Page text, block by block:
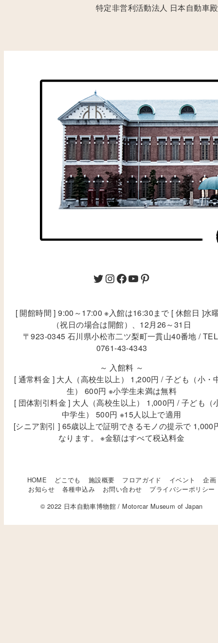
特定非営利活動法人 日本自動車
[ 開館時間 ] 9:00～17:00 ※入館は16:30まで [ 休館日 ]水
（祝日の場合は開館）、12月26～31日
〒923-0345 石川県小松市二ツ梨町一貫山40番地 /
0761-43-4343
～ 入館料 ～
[ 通常料金 ] 大人（高校生以上） 1,200円 / 子ども（小・
生） 600円 ※小学生未満は無料
[ 団体割引料金 ] 大人（高校生以上） 1,000円 / 子ども（
中学生） 500円 ※15人以上で適用
[シニア割引 ] 65歳以上で証明できるモノの提示で 1,000
なります。 ※金額はすべて税込料金
HOME どこでも 施設概要 フロアガイド イベント
企画
お知らせ
各種申込み お問い合わせ
プライバシーポリシー
© 2022 日本自動車博物館 / Motorcar Museum of Japan